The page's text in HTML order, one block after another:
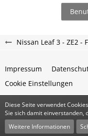
Nissan Leaf 3 - ZE2 -
Impressum
Cookie Einstellungen
Stil:
Diese Seite verwendet
Sie sich damit einverstanden,
Weitere Informationen